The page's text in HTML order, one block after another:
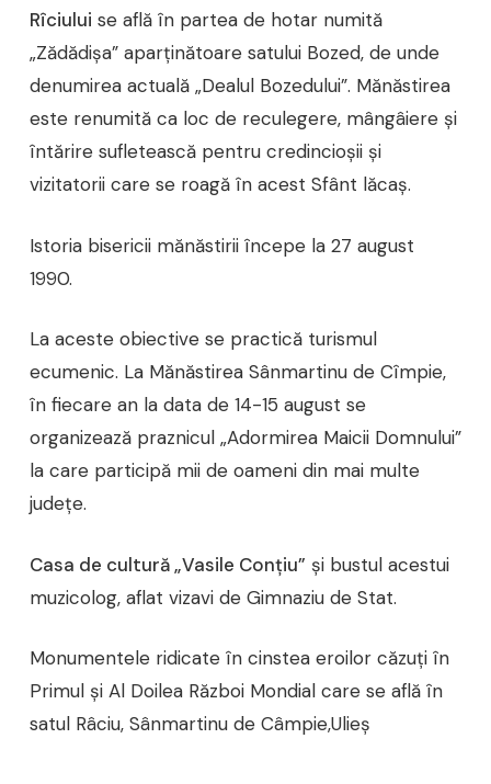
Rîciului se află în partea de hotar numită
„Zădădişa” aparţinătoare satului Bozed, de unde
denumirea actuală „Dealul Bozedului”. Mănăstirea
este renumită ca loc de reculegere, mângâiere şi
întărire sufletească pentru credincioşii şi
vizitatorii care se roagă în acest Sfânt lăcaş.
Istoria bisericii mănăstirii începe la 27 august
1990.
La aceste obiective se practică turismul
ecumenic. La Mănăstirea Sânmartinu de Cîmpie,
în fiecare an la data de 14-15 august se
organizează praznicul „Adormirea Maicii Domnului”
la care participă mii de oameni din mai multe
judeţe.
Casa de cultură „Vasile Conţiu” şi bustul acestui
muzicolog, aflat vizavi de Gimnaziu de Stat.
Monumentele ridicate în cinstea eroilor căzuţi în
Primul şi Al Doilea Război Mondial care se află în
satul Râciu, Sânmartinu de Câmpie,Ulieş